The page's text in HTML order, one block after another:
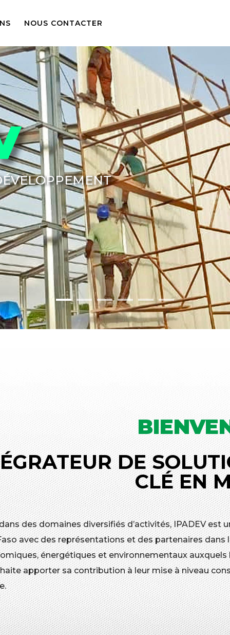
NOUS CONTACTER
DE
CLÉ EN
des domaines diversifiés d’activités, IPADEV
avec des représentations et des partenaires
énergétiques et environnementaux
apporter sa contribution à leur mise à niveau